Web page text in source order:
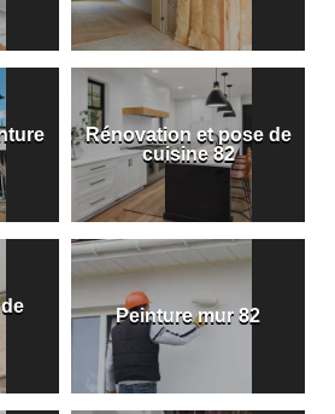
Rénovation et pose de
cuisine 82
Peinture mur 82